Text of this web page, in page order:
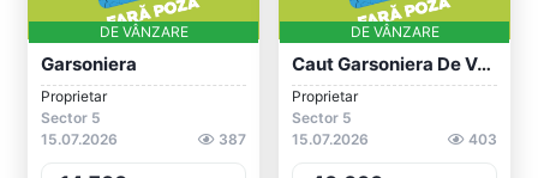
DE VÂNZARE
Garsoniera
Proprietar
Sector 5
15.07.2026
387
DE VÂNZARE
Caut Garsoniera De Vanzare
Proprietar
Sector 5
15.07.2026
403